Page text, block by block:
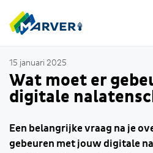
15 januari 2025
Wat moet er
digitale
Een belangrijke vraag na je
gebeuren met jouw digitale